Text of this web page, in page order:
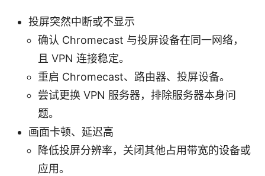
投屏突然中断或不显示
确认 Chromecast 与投屏设备在同一网络，
且 VPN 连接稳定。
重启 Chromecast、路由器、投屏设备。
尝试更换 VPN 服务器，排除服务器本身问
题。
画面卡顿、延迟高
降低投屏分辨率，关闭其他占用带宽的设备或
应用。